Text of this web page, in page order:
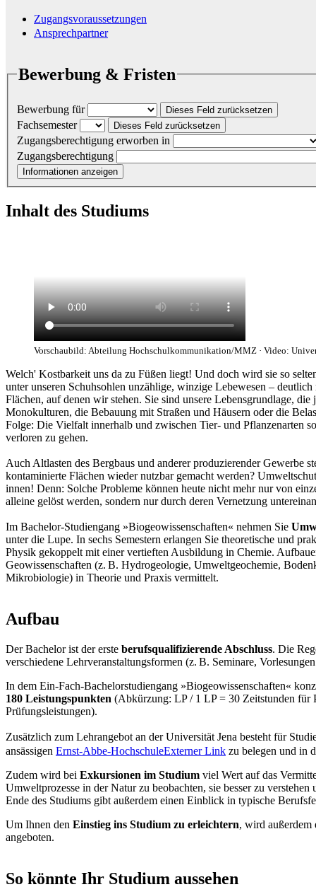
Zugangsvoraussetzungen
Ansprechpartner
Bewerbung & Fristen
Bewerbung für Dieses Feld zurücksetzen
Fachsemester Dieses Feld zurücksetzen
Zugangsberechtigung erworben in
Zugangsberechtigung
Informationen anzeigen
Inhalt des Studiums
Vorschaubild: Abteilung Hochschulkommunikation/MMZ · Video:
Welch' Kostbarkeit uns da zu Füßen liegt! Und doch wird sie so
unter unseren Schuhsohlen unzählige, winzige Lebewesen –
Flächen, auf denen wir stehen. Sie sind unsere Lebensgrundlage,
Monokulturen, die Bebauung mit Straßen und Häusern oder die
Folge: Die Vielfalt innerhalb und zwischen Tier- und Pflanzenarten
verloren zu gehen.
Auch Altlasten des Bergbaus und anderer produzierender Gewerbe
kontaminierte Flächen wieder nutzbar gemacht werden?
innen! Denn: Solche Probleme können heute nicht mehr nur von
alleine gelöst werden, sondern nur durch deren Vernetzung
Im Bachelor-Studiengang »Biogeowissenschaften« nehmen Sie
unter die Lupe. In sechs Semestern erlangen Sie theoretische und
Physik gekoppelt mit einer vertieften Ausbildung in Chemie.
Geowissenschaften (z. B. Hydrogeologie, Umweltgeochemie,
Mikrobiologie) in Theorie und Praxis vermittelt.
Aufbau
Der Bachelor ist der erste berufsqualifizierende Abschluss. Die
verschiedene Lehrveranstaltungsformen (z. B. Seminare,
In dem Ein-Fach-Bachelorstudiengang »Biogeowissenschaften«
180 Leistungspunkten (Abkürzung: LP / 1 LP = 30 Zeitstunden für
Prüfungsleistungen).
Zusätzlich zum Lehrangebot an der Universität Jena besteht für
ansässigen Ernst-Abbe-HochschuleExterner Link zu belegen und in
Zudem wird bei Exkursionen im Studium viel Wert auf das
Umweltprozesse in der Natur zu beobachten, sie besser zu
Ende des Studiums gibt außerdem einen Einblick in typische
Um Ihnen den Einstieg ins Studium zu erleichtern, wird
angeboten.
So könnte Ihr Studium aussehen